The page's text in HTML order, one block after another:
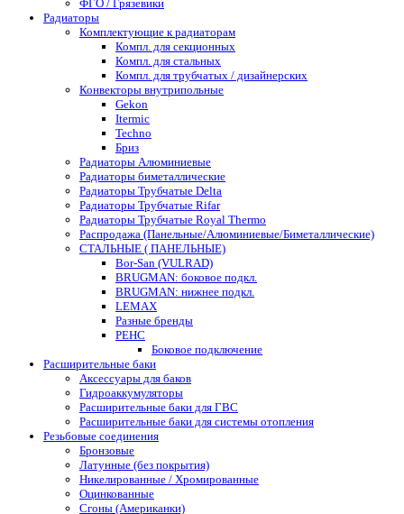
ФГО / Грязевики
Радиаторы
Комплектующие к радиаторам
Компл. для секционных
Компл. для стальных
Компл. для трубчатых / дизайнерских
Конвекторы внутрипольные
Gekon
Itermic
Techno
Бриз
Радиаторы Алюминиевые
Радиаторы биметаллические
Радиаторы Трубчатые Delta
Радиаторы Трубчатые Rifar
Радиаторы Трубчатые Royal Thermo
Распродажа (Панельные/Алюминиевые/Биметаллические)
СТАЛЬНЫЕ ( ПАНЕЛЬНЫЕ)
Bor-San (VULRAD)
BRUGMAN: боковое подкл.
BRUGMAN: нижнее подкл.
LEMAX
Разные бренды
РЕНС
Боковое подключение
Расширительные баки
Аксессуары для баков
Гидроаккумуляторы
Расширительные баки для ГВС
Расширительные баки для системы отопления
Резьбовые соединения
Бронзовые
Латунные (без покрытия)
Никелированные / Хромированные
Оцинкованные
Сгоны (Американки)